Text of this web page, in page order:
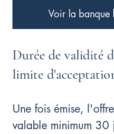
Voir la banque
Durée de validité
limite
Une fois émise,
valable minimum 30